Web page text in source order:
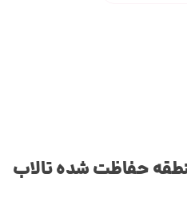
حفاظت شده تالاب